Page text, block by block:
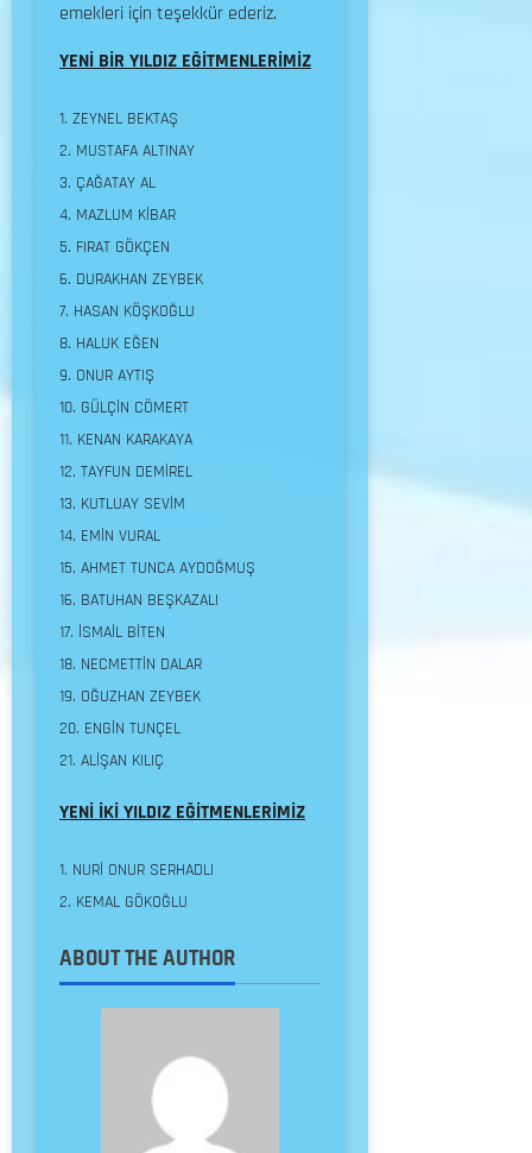
emekleri için teşekkür ederiz.
YENİ BİR YILDIZ EĞİTMENLERİMİZ
ZEYNEL BEKTAŞ
MUSTAFA ALTINAY
ÇAĞATAY AL
MAZLUM KİBAR
FIRAT GÖKÇEN
DURAKHAN ZEYBEK
HASAN KÖŞKOĞLU
HALUK EĞEN
ONUR AYTIŞ
GÜLÇİN CÖMERT
KENAN KARAKAYA
TAYFUN DEMİREL
KUTLUAY SEVİM
EMİN VURAL
AHMET TUNCA AYDOĞMUŞ
BATUHAN BEŞKAZALI
İSMAİL BİTEN
NECMETTİN DALAR
OĞUZHAN ZEYBEK
ENGİN TUNÇEL
ALİŞAN KILIÇ
YENİ İKİ YILDIZ EĞİTMENLERİMİZ
NURİ ONUR SERHADLI
KEMAL GÖKOĞLU
ABOUT THE AUTHOR